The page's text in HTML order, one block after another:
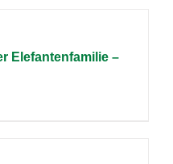
Elefantenfamilie –